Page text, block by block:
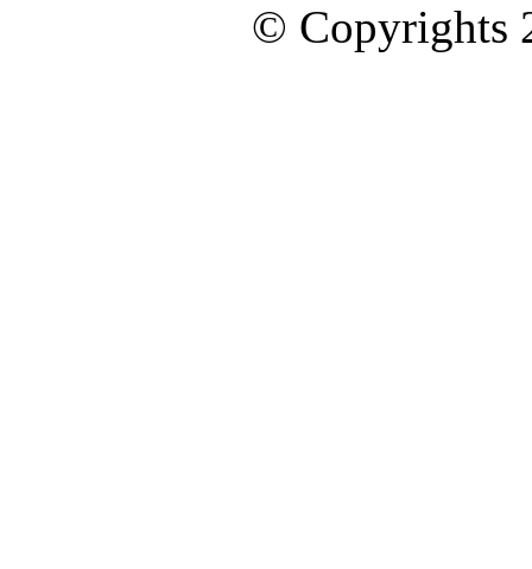
© Copyrights